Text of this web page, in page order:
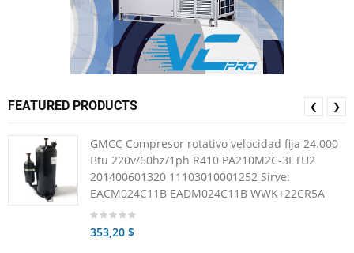
FEATURED PRODUCTS
GMCC Compresor rotativo velocidad fija 24.000
Btu 220v/60hz/1ph R410 PA210M2C-3ETU2
201400601320 11103010001252 Sirve:
EACM024C11B EADM024C11B WWK+22CR5A
353,20 $
❮ ❯